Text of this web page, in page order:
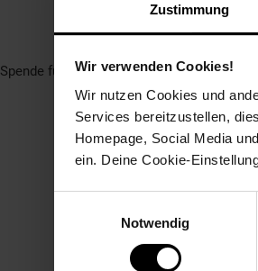
Zustimmung
Wir verwenden Cookies!
Wir nutzen Cookies und
Services bereitzustellen,
Homepage, Social Media
ein. Deine Cookie-
Notwendig
Unterstütze
Spende für einen Verein in deiner Region,